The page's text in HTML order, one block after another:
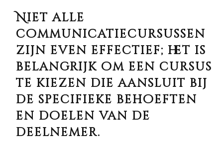
Niet alle
communicatiecursussen
zijn even effectief; het is
belangrijk om een cursus
te kiezen die aansluit bij
de specifieke behoeften
en doelen van de
deelnemer.